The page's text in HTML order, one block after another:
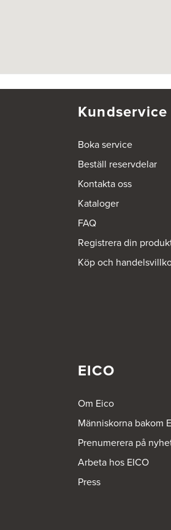
Kundservice
Boka service
Beställ reservdelar
Kontakta oss
Kataloger
FAQ
Registrera din
Köp och
EICO
Om Eico
Människorna bakom
Prenumerera på
Arbeta hos EICO
Press